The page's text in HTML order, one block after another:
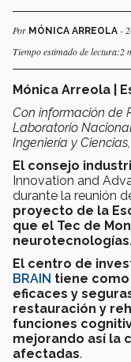
Por MÓNICA ARREOLA -
Tiempo estimado de lectura:2
Mónica Arreola |
Con información de
Laboratorio
Ingeniería y
El consejo
Innovation and
durante la reunión
proyecto de la
que el Tec de
El centro de
BRAIN tiene
eficaces y
restauración y
funciones
mejorando así la
afectadas.